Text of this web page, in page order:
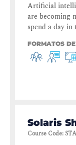
Artificial
are becoming
spend a day
FORMATOS
Solaris
Course Code: